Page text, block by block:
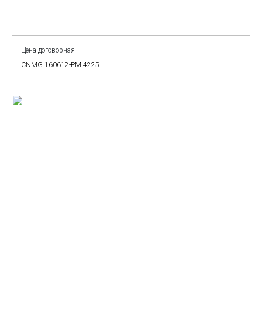
Цена договорная
CNMG 160612-PM 4225